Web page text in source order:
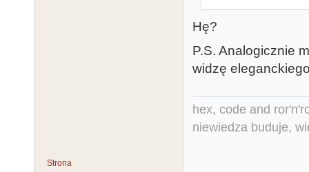
Hę?
P.S. Analogicznie
widzę
hex, code and
niewiedza buduje,
Strona